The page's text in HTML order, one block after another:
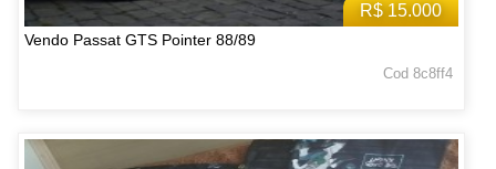
R$ 15.000
Vendo Passat GTS Pointer 88/89
Cod 8c8ff4